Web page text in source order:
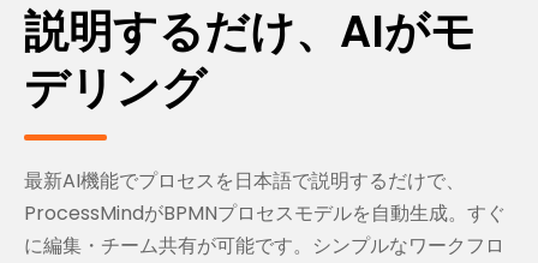
説明するだけ、AIがモ
デリング
最新AI機能でプロセスを日本語で説明するだけで、
ProcessMindがBPMNプロセスモデルを自動生成。すぐ
に編集・チーム共有が可能です。シンプルなワークフロ